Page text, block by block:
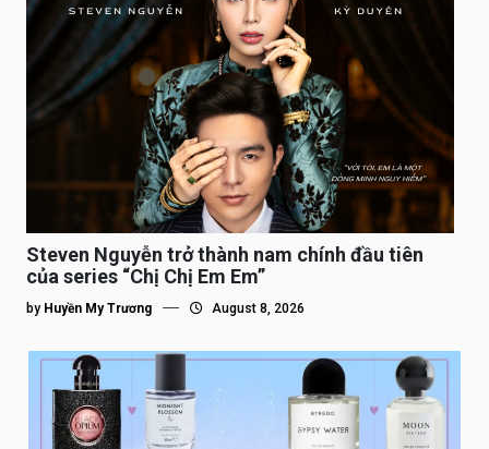
Steven Nguyễn trở thành nam chính đầu tiên
của series “Chị Chị Em Em”
by Huyền My Trương August 8, 2026